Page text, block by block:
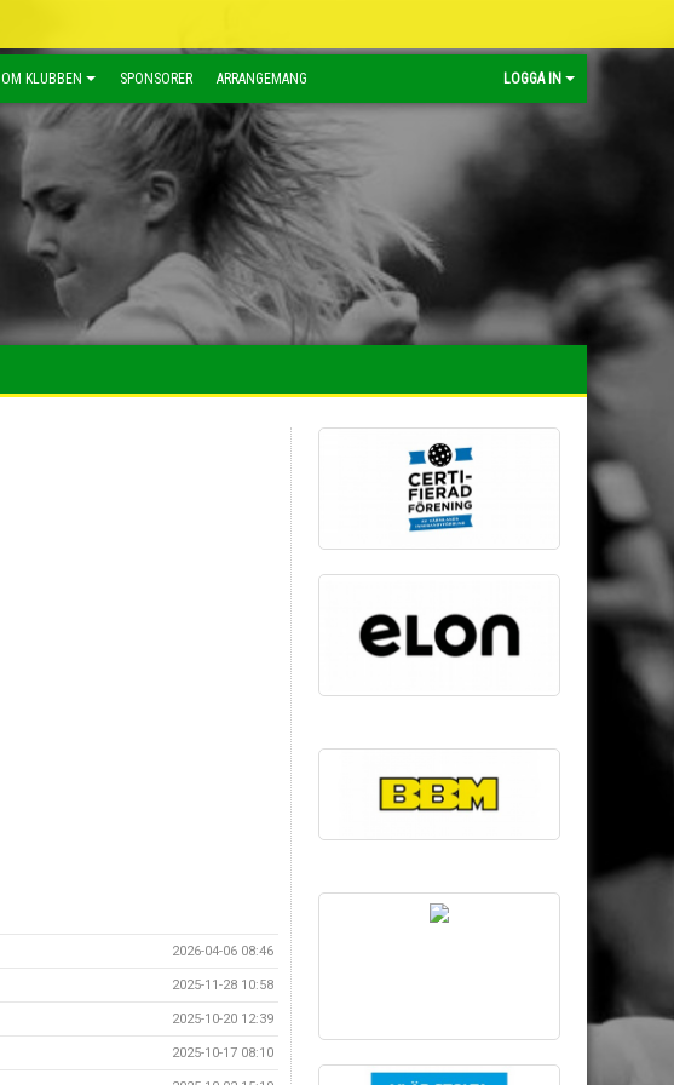
OM KLUBBEN SPONSORER ARRANGEMANG LOGGA IN
2026-04-06 08:46
2025-11-28 10:58
2025-10-20 12:39
2025-10-17 08:10